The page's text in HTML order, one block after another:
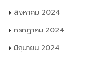
สิงหาคม 2024
กรกฎาคม 2024
มิถุนายน 2024